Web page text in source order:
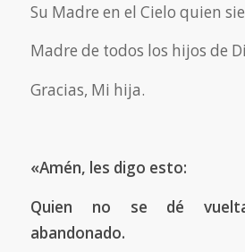
Su Madre en el Cielo quien
Madre de todos los hijos de
Gracias, Mi hija.
«Amén, les digo esto:
Quien no se dé
abandonado.